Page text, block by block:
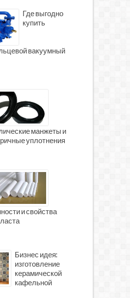
Где выгодно
купить
вакуумный
манжеты и
уплотнения
и свойства
Бизнес идея:
изготовление
керамической
кафельной